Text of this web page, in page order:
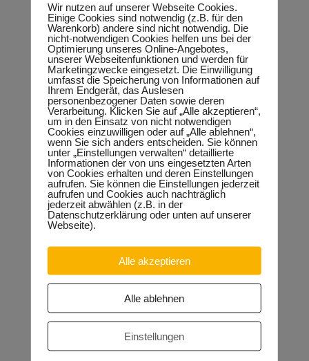
Kleine Anfrage -
Integration von
minderjährigen EU-
Bürgern in Halle
Neueste Beiträge
Sondervermögen für die Europachaussee richtige
Entscheidung! 30.04.2026
26.03.2026
Orgacid-Altlasten: Bund und Land mit in der Verantwortung
15.02.2026
Wir nutzen auf unserer Webseite Cookies.
Einige Cookies sind notwendig (z.B. für den
Warenkorb) andere sind nicht notwendig. Die
nicht-notwendigen Cookies helfen uns bei der
Optimierung unseres Online-Angebotes,
unserer Webseitenfunktionen und werden für
Marketingzwecke eingesetzt. Die Einwilligung
umfasst die Speicherung von Informationen auf
Ihrem Endgerät, das Auslesen
personenbezogener Daten sowie deren
Verarbeitung. Klicken Sie auf „Alle akzeptieren“,
um in den Einsatz von nicht notwendigen
Cookies einzuwilligen oder auf „Alle ablehnen“,
wenn Sie sich anders entscheiden. Sie können
unter „Einstellungen verwalten“ detaillierte
Informationen der von uns eingesetzten Arten
von Cookies erhalten und deren Einstellungen
aufrufen. Sie können die Einstellungen jederzeit
aufrufen und Cookies auch nachträglich
jederzeit abwählen (z.B. in der
Datenschutzerklärung oder unten auf unserer
Webseite).
Alle akzeptieren
Alle ablehnen
Einstellungen